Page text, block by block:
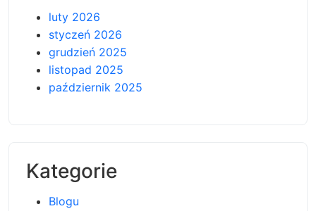
luty 2026
styczeń 2026
grudzień 2025
listopad 2025
październik 2025
Kategorie
Blogu